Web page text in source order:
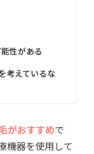
性がある
考えているな
がおすすめで
機器を使用して